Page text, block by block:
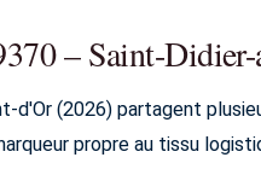
– Saint-
d'Or (2026) partagent
propre au tissu